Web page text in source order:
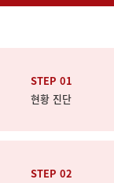
STEP 01
현황 진단
STEP 02